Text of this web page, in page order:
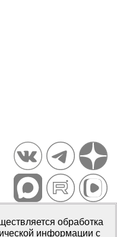
2007–2026
обработка
информации с